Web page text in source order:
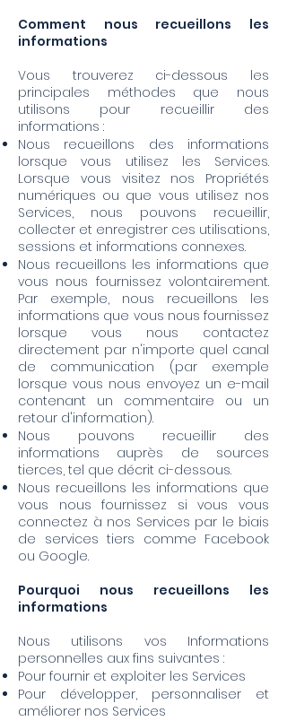
Comment nous recueillons les
informations
Vous trouverez ci-dessous les
principales méthodes que nous
utilisons pour recueillir des
informations :
Nous recueillons des informations
lorsque vous utilisez les Services.
Lorsque vous visitez nos Propriétés
numériques ou que vous utilisez nos
Services, nous pouvons recueillir,
collecter et enregistrer ces utilisations,
sessions et informations connexes.
Nous recueillons les informations que
vous nous fournissez volontairement.
Par exemple, nous recueillons les
informations que vous nous fournissez
lorsque vous nous contactez
directement par n'importe quel canal
de communication (par exemple
lorsque vous nous envoyez un e-mail
contenant un commentaire ou un
retour d'information).
Nous pouvons recueillir des
informations auprès de sources
tierces, tel que décrit ci-dessous.
Nous recueillons les informations que
vous nous fournissez si vous vous
connectez à nos Services par le biais
de services tiers comme Facebook
ou Google.
Pourquoi nous recueillons les
informations
Nous utilisons vos Informations
personnelles aux fins suivantes :
Pour fournir et exploiter les Services
Pour développer, personnaliser et
améliorer nos Services